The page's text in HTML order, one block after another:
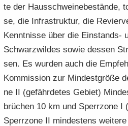
te der Haus­schwei­ne­be­stän­de,
se, die In­fra­struk­tur, die
Kennt­nis­se über die Einstands-​
Schwarz­wil­des sowie des­sen
sen. Es wur­den auch die
Kom­mis­si­on zur Min­dest­grö­ße
ne II (ge­fähr­de­tes Ge­biet)
brü­chen 10 km und Sperr­zo­ne I
Sperr­zo­ne II min­des­tens